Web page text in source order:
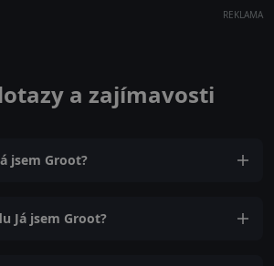
REKLAMA
a zajímavosti
jsem Groot?
Já jsem Groot?